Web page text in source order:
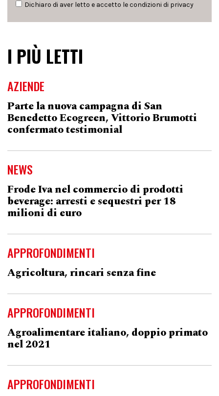
Dichiaro di aver letto e accetto le condizioni di privacy
I PIÙ LETTI
AZIENDE
Parte la nuova campagna di San
Benedetto Ecogreen, Vittorio Brumotti
confermato testimonial
NEWS
Frode Iva nel commercio di prodotti
beverage: arresti e sequestri per 18
milioni di euro
APPROFONDIMENTI
Agricoltura, rincari senza fine
APPROFONDIMENTI
Agroalimentare italiano, doppio primato
nel 2021
APPROFONDIMENTI